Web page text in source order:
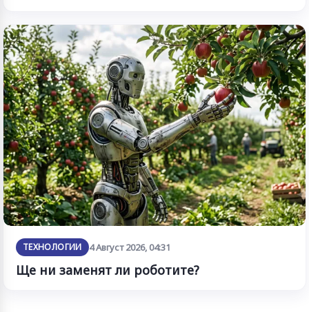
ТЕХНОЛОГИИ 4 Август 2026, 04:31
Ще ни заменят ли роботите?